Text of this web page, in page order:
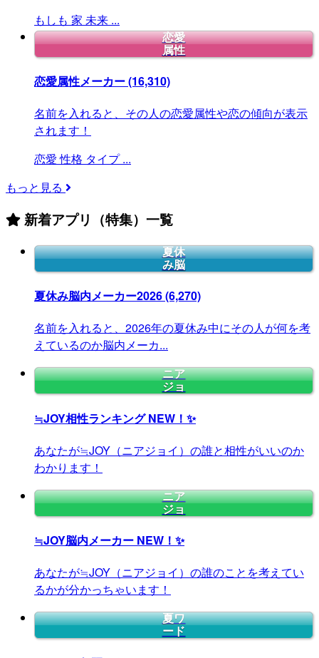
もしも 家 未来 ...
恋愛
属性
恋愛属性メーカー(16,310)
名前を入れると、その人の恋愛属性や恋の傾向が表示
されます！
恋愛 性格 タイプ ...
もっと見る
新着アプリ（特集）一覧
夏休
み脳
夏休み脳内メーカー2026(6,270)
名前を入れると、2026年の夏休み中にその人が何を考
えているのか脳内メーカ...
ニア
ジョ
≒JOY相性ランキングNEW！✨
あなたが≒JOY（ニアジョイ）の誰と相性がいいのか
わかります！
ニア
ジョ
≒JOY脳内メーカー NEW！✨
あなたが≒JOY（ニアジョイ）の誰のことを考えてい
るかが分かっちゃいます！
夏ワ
ード